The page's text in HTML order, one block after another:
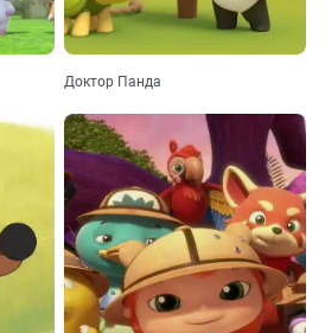
Доктор Панда